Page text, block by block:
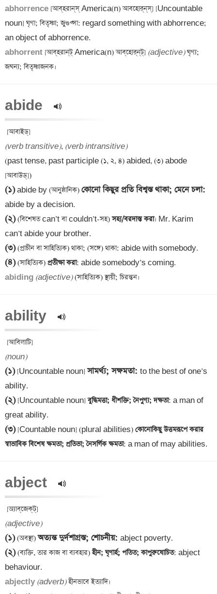
abhorrence [আব্‌হরান্‌স্ America(n) আবহোর্‌ন্‌স্‌] [Uncountable
noun] ঘৃণা; বিতৃষ্ণা; জুগুপ্সা: regard something with abhorrence;
abhorrent
[আব্‌হরান্‌ট্‌ America(n) আব্‌হোর্‌ন্‌ট্‌] (adjective) ঘৃণ্য;
abide
(verb transitive), (verb intransitive)
(past tense, past participle (১, ২, ৪) abided, (৩) abode
(১) abide by (আনুষ্ঠানিক) কোনো কিছুর প্রতি বিশ্বস্ত থাকা; মেনে চলা
(২) (বিশেষত can’t বা couldn’t-সহ) সহ্য/বরদাস্ত করা। Mr. Karim
(৩)
(৪) (সাহিত্যিক) প্রতীক্ষা করা
abiding (adjective)
ability
(noun)
(১) [Uncountable noun] সামর্থ্য; সক্ষমতা: to the best of one’s
(২) [Uncountable noun] বুদ্ধিমত্তা; ধীশক্তি; নৈপুণ্য; দক্ষতা: a man of
(৩) [Countable noun] (plural abilities) কোনোকিছু উত্তমরূপে করার
স্বাভাবিক বিশেষ ক্ষমতা; প্রতিভা; নৈসর্গিক ক্ষমতা: a man of may abilities.
abject
(adjective)
(১) (অবস্থা) অত্যন্ত দুর্দশাগ্রস্ত; শোচনীয়:
(২) (ব্যক্তি, তার কাজ বা ব্যবহার) হীন; ঘৃণার্হ; পতিত; কাপুরুষোচিত: abject
abjectly (adverb)